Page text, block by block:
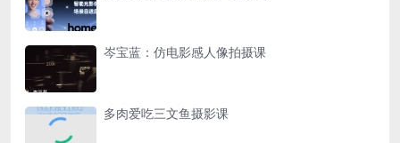
岑宝蓝：仿电影感人像拍摄课
多肉爱吃三文鱼摄影课